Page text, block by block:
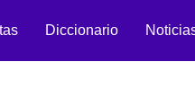
Diccionario